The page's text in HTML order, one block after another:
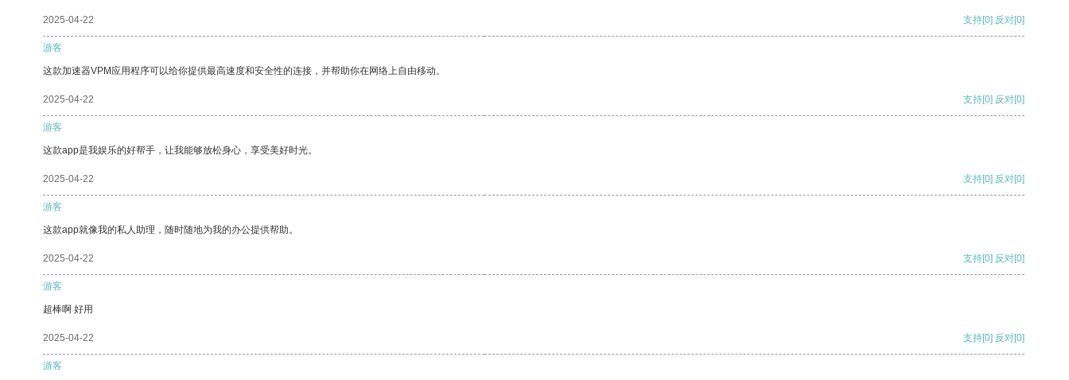
2025-04-22 支持[0] 反对[0]
游客
这款加速器VPM应用程序可以给你提供最高速度和安全性的连接，并帮助你在网络上自由移动。
2025-04-22 支持[0] 反对[0]
游客
这款app是我娱乐的好帮手，让我能够放松身心，享受美好时光。
2025-04-22 支持[0] 反对[0]
游客
这款app就像我的私人助理，随时随地为我的办公提供帮助。
2025-04-22 支持[0] 反对[0]
游客
超棒啊 好用
2025-04-22 支持[0] 反对[0]
游客